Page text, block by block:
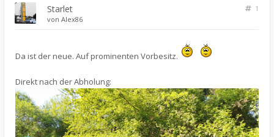
Starlet
1
von Alex86
Da ist der neue. Auf prominenten Vorbesitz.
Direkt nach der Abholung: